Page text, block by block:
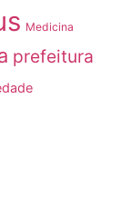
Medicina
prefeitura